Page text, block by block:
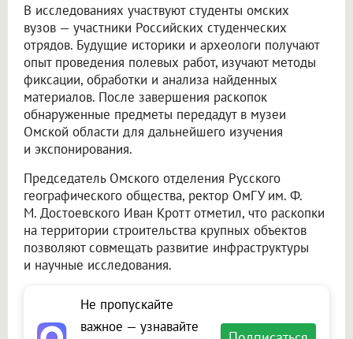
В исследованиях участвуют студенты омских
вузов — участники Российских студенческих
отрядов. Будущие историки и археологи получают
опыт проведения полевых работ, изучают методы
фиксации, обработки и анализа найденных
материалов. После завершения раскопок
обнаруженные предметы передадут в музеи
Омской области для дальнейшего изучения
и экспонирования.
Председатель Омского отделения Русского
географического общества, ректор ОмГУ им. Ф.
М. Достоевского Иван Кротт отметил, что раскопки
на территории строительства крупных объектов
позволяют совмещать развитие инфраструктуры
и научные исследования.
Не пропускайте
важное — узнавайте